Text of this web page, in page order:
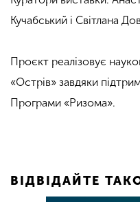
Кучабський і Світлана
Проєкт реалізовує
«Острів» завдяки
Програми «Ризома».
ВІДВІДАЙТЕ